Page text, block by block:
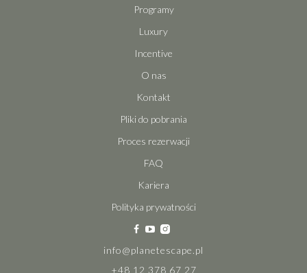
Programy
Luxury
Incentive
O nas
Kontakt
Pliki do pobrania
Proces rezerwacji
FAQ
Kariera
Polityka prywatności
info@planetescape.pl
+48 12 378 67 27